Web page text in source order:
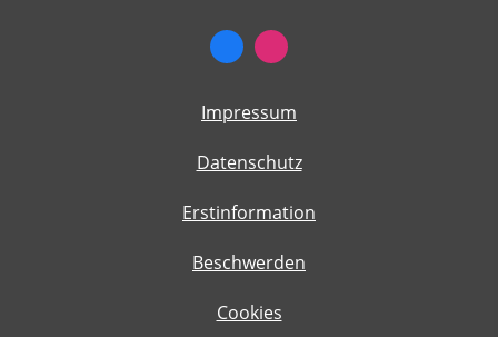
Impressum
Datenschutz
Erstinformation
Beschwerden
Cookies